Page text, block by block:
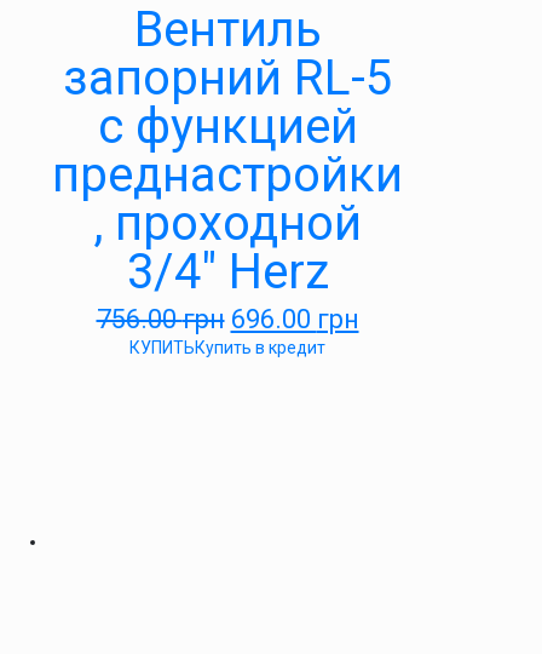
Вентиль
запорний RL-5
c функцией
преднастройки
, проходной
3/4″ Herz
756.00грн 696.00 грн
КУПИТЬКупить в кредит